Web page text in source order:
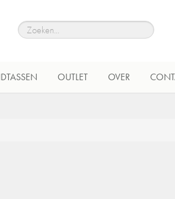
OUTLET OVER